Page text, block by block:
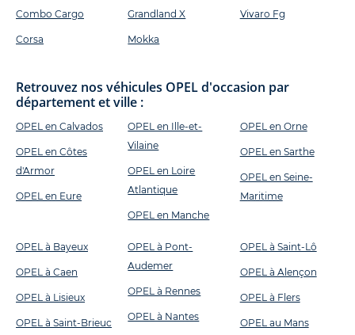
Combo Cargo
Corsa
Grandland X
Mokka
Vivaro Fg
Retrouvez nos véhicules OPEL d'occasion par
département et ville :
OPEL en Calvados
OPEL en Côtes
d'Armor
OPEL en Eure
OPEL en Ille-et-
Vilaine
OPEL en Loire
Atlantique
OPEL en Manche
OPEL en Orne
OPEL en Sarthe
OPEL en Seine-
Maritime
OPEL à Bayeux
OPEL à Caen
OPEL à Lisieux
OPEL à Saint-Brieuc
OPEL à Pont-
Audemer
OPEL à Rennes
OPEL à Nantes
OPEL à Saint-Lô
OPEL à Alençon
OPEL à Flers
OPEL au Mans